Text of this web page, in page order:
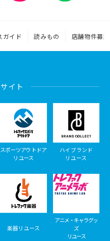
ガイド 読みもの 店舗物件募集
イト
スポーツアウトドア
リユース
ハイブランド
リユース
楽器リユース
アニメ・キャラグッ
ズ
リユース